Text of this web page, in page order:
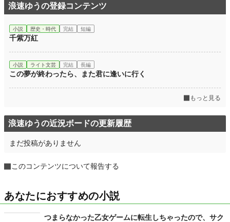
浪速ゆうの登録コンテンツ
小説 歴史・時代 完結 短編
千紫万紅
小説 ライト文芸 完結 長編
この夢が終わったら、また君に逢いに行く
もっと見る
浪速ゆうの近況ボードの更新履歴
まだ投稿がありません
このコンテンツについて報告する
あなたにおすすめの小説
つまらなかった乙女ゲームに転生しちゃったので、サク